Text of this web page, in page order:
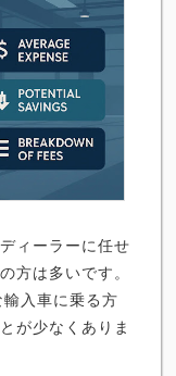
ィーラーに任せ
方は多いです。
入車に乗る方
が少なくありま